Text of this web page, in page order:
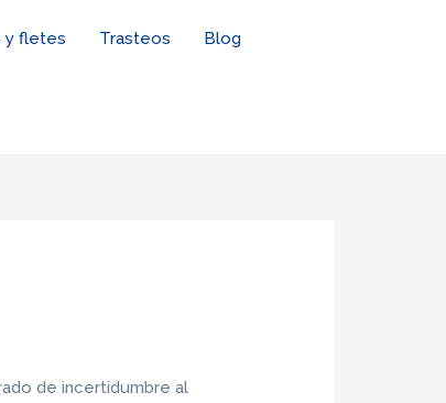
y fletes Trasteos Blog
de incertidumbre al